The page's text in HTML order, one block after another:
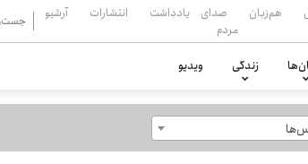
هم‌زبان
صدای
مردم
یادداشت انتشارات آرشیو
زندگی ویدیو